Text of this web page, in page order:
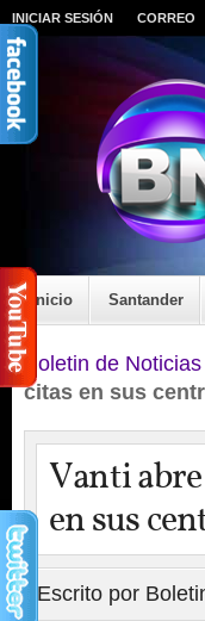
INICIAR SESIÓN CORREO
Inicio Santander
Boletin de Noticias
citas en sus
Vanti
en sus
Escrito por